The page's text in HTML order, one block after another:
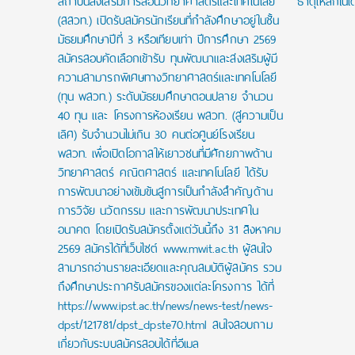
(สสวท.) เปิดรับสมัครนักเรียนที่กำลังศึกษาอยู่ในชั้น
มัธยมศึกษาปีที่ 3 หรือเทียบเท่า ปีการศึกษา 2569
สมัครสอบคัดเลือกเข้ารับ ทุนพัฒนาและส่งเสริมผู้มี
ความสามารถพิเศษทางวิทยาศาสตร์และเทคโนโลยี
(ทุน พสวท.) ระดับมัธยมศึกษาตอนปลาย จำนวน
40 ทุน และ โครงการห้องเรียน พสวท. (สู่ความเป็น
เลิศ) รับจำนวนไม่เกิน 30 คนต่อศูนย์โรงเรียน
พสวท. เพื่อเปิดโอกาสให้เยาวชนที่มีศักยภาพด้าน
วิทยาศาสตร์ คณิตศาสตร์ และเทคโนโลยี ได้รับ
การพัฒนาอย่างเข้มข้นสู่การเป็นกำลังสำคัญด้าน
การวิจัย นวัตกรรม และการพัฒนาประเทศใน
อนาคต โดยเปิดรับสมัครตั้งแต่วันนี้ถึง 31 สิงหาคม
2569 สมัครได้ที่เว็บไซต์ www.mwit.ac.th ผู้สนใจ
สามารถอ่านรายละเอียดและคุณสมบัติผู้สมัคร รวม
ถึงศึกษาประกาศรับสมัครของแต่ละโครงการ ได้ที่
https://www.ipst.ac.th/news/news-test/news-
dpst/121781/dpst_dpste70.html สนใจสอบถาม
เกี่ยวกับระบบสมัครสอบได้ที่อีเมล